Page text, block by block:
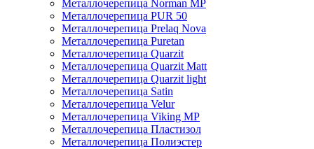
Металлочерепица Norman MP
Металлочерепица PUR 50
Металлочерепица Prelaq Nova
Металлочерепица Puretan
Металлочерепица Quarzit
Металлочерепица Quarzit Matt
Металлочерепица Quarzit light
Металлочерепица Satin
Металлочерепица Velur
Металлочерепица Viking MP
Металлочерепица Пластизол
Металлочерепица Полиэстер